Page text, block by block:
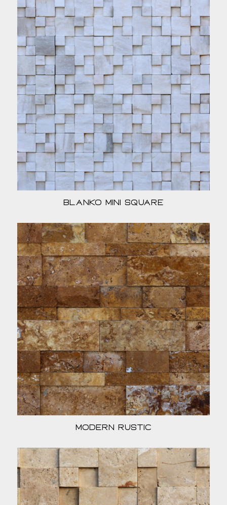
Blanko Mini Square
Modern Rustic